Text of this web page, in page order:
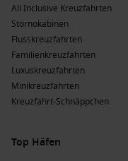
All Inclusive Kreuzfahrten
Stornokabinen
Flusskreuzfahrten
Familienkreuzfahrten
Luxuskreuzfahrten
Minikreuzfahrten
Kreuzfahrt-Schnäppchen
Top Häfen